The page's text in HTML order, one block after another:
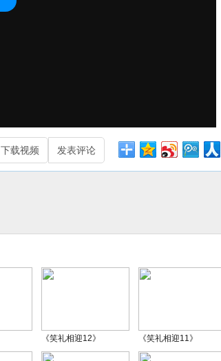
下载视频 发表评论
《笑礼相迎12》 《笑礼相迎11》